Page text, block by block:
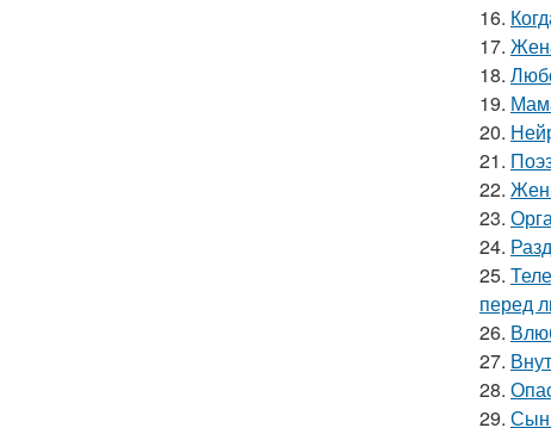
16.
17.
18.
19.
20.
21.
22.
23.
24.
25.
перед
26.
27.
28.
29. Сын